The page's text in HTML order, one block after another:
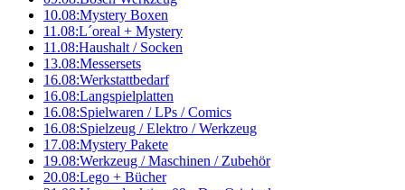
10.08:Mystery Boxen
11.08:L´oreal + Mystery
11.08:Haushalt / Socken
13.08:Messersets
16.08:Werkstattbedarf
16.08:Langspielplatten
16.08:Spielwaren / LPs / Comics
16.08:Spielzeug / Elektro / Werkzeug
17.08:Mystery Pakete
19.08:Werkzeug / Maschinen / Zubehör
20.08:Lego + Bücher